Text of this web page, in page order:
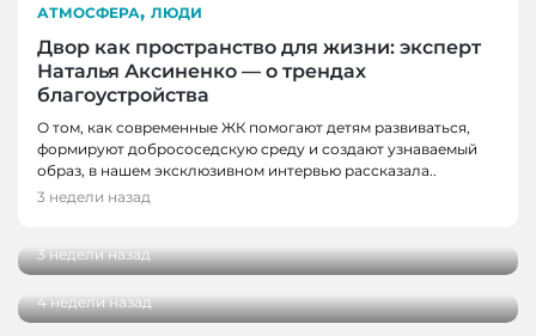
АТМОСФЕРА, ЛЮДИ
Двор как пространство для жизни: эксперт
Наталья Аксиненко — о трендах
благоустройства
О том, как современные ЖК помогают детям развиваться,
формируют добрососедскую среду и создают узнаваемый
образ, в нашем эксклюзивном интервью рассказала..
3 недели назад
ЛЮДИ
От мечты до работы с десятками учеников:
3 недели назад
ПОЛЕЗНОЕ
вины
4 недели назад